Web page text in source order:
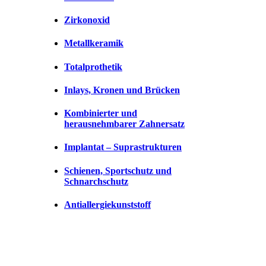
Zirkonoxid
Metallkeramik
Totalprothetik
Inlays, Kronen und Brücken
Kombinierter und
herausnehmbarer Zahnersatz
Implantat – Suprastrukturen
Schienen, Sportschutz und
Schnarchschutz
Antiallergiekunststoff